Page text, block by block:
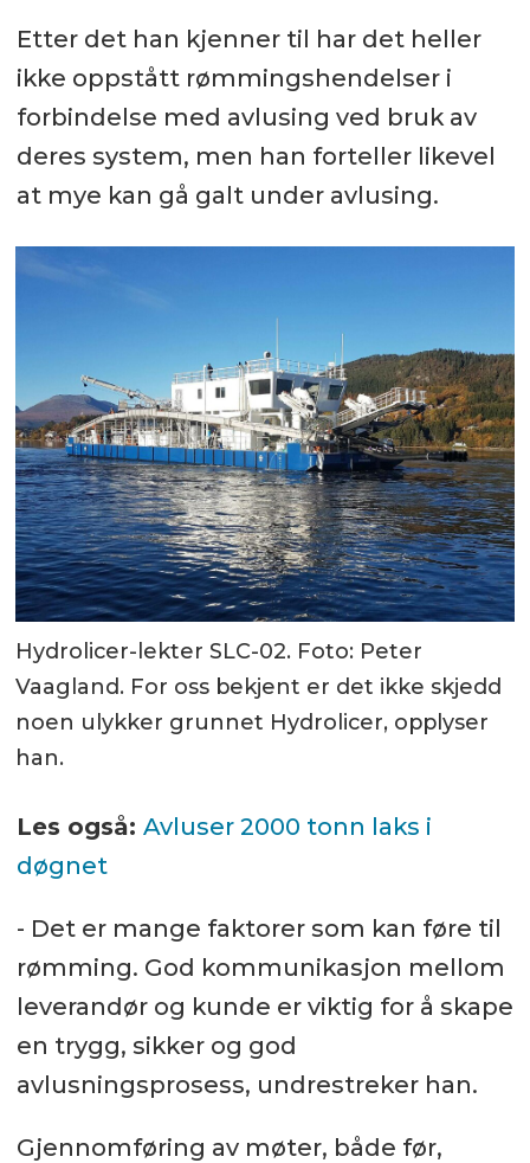
Etter det han kjenner til har det heller
ikke oppstått rømmingshendelser i
forbindelse med avlusing ved bruk av
deres system, men han forteller likevel
at mye kan gå galt under avlusing.
Hydrolicer-lekter SLC-02. Foto: Peter
Vaagland. For oss bekjent er det ikke skjedd
noen ulykker grunnet Hydrolicer, opplyser
han.
Les også: Avluser 2000 tonn laks i
døgnet
- Det er mange faktorer som kan føre til
rømming. God kommunikasjon mellom
leverandør og kunde er viktig for å skape
en trygg, sikker og god
avlusningsprosess, undrestreker han.
Gjennomføring av møter, både før,